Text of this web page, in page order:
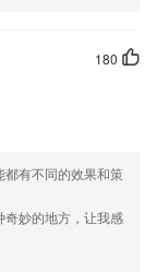
180
都有不同的效果和策
奇妙的地方，让我感